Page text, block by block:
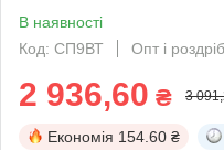
В наявності
Код: СП9ВТ
Опт і роздріб
2 936,60 ₴ 3
Економія 154.60 ₴